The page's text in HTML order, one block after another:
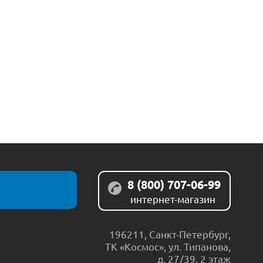
8 (800) 707-06-99
интернет-магазин
196211 Санкт-Петербург,
ТК «Космос», ул. Типанова,
д. 27/39, 2 этаж